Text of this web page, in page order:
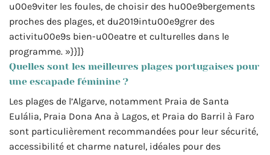
u00e9viter les foules, de choisir des hu00e9bergements
proches des plages, et du2019intu00e9grer des
activitu00e9s bien-u00eatre et culturelles dans le
programme. »}}]}
Quelles sont les meilleures plages portugaises pour
une escapade féminine ?
Les plages de l’Algarve, notamment Praia de Santa
Eulália, Praia Dona Ana à Lagos, et Praia do Barril à Faro
sont particulièrement recommandées pour leur sécurité,
accessibilité et charme naturel, idéales pour des